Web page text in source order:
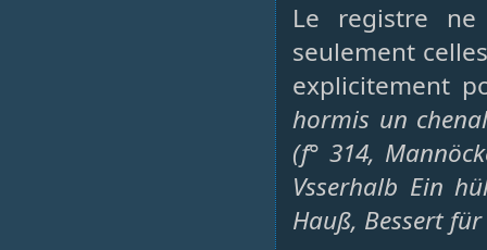
Le registre
seulement
explicitement
hormis un
(f° 314,
Vsserhalb Ein
Hauß, Bessert